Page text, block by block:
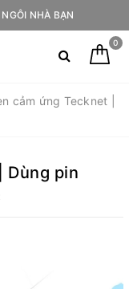
NHÀ BẠN
0
cảm ứng Tecknet |
Dùng pin